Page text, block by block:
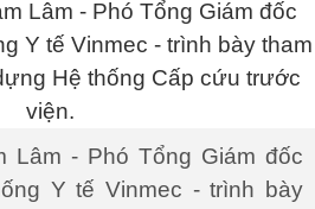
Lâm - Phó Tổng Giám đốc
Y tế Vinmec - trình bày